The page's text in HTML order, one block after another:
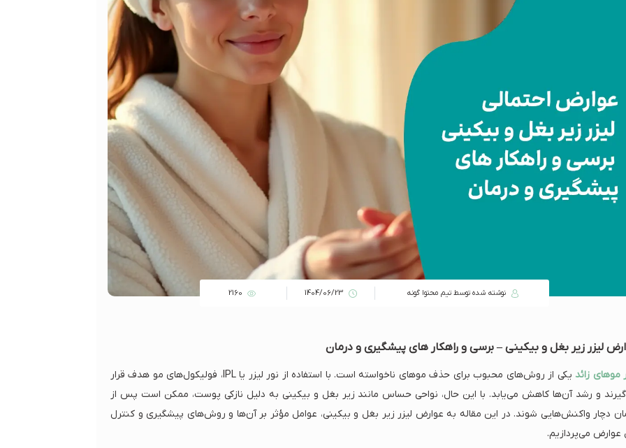
نوشته شده توسط تیم محتوا گونه 1404/06/23
2160
لیزر زیر بغل و بیکینی – برسی و راهکار های پیشگیری و درمان
موهای زائد
یکی از روش‌های محبوب برای حذف موهای ناخواسته است. با استفاده از نور لیزر یا IPL، فولیکول‌های مو هدف قرار
و رشد آن‌ها کاهش می‌یابد. با این حال، نواحی حساس مانند زیر بغل و بیکینی به دلیل نازکی پوست، ممکن است پس از
دچار واکنش‌هایی شوند. در این مقاله به عوارض لیزر زیر بغل و بیکینی، عوامل مؤثر بر آن‌ها و روش‌های پیشگیری و کنترل
عوارض می‌پردازیم.